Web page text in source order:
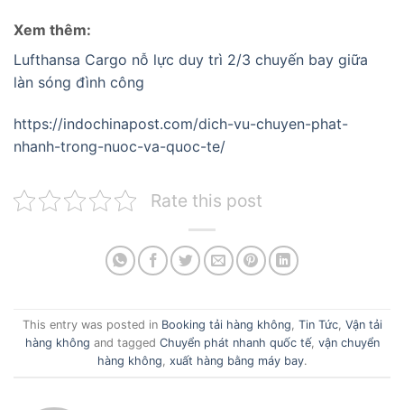
Xem thêm:
Lufthansa Cargo nỗ lực duy trì 2/3 chuyến bay giữa
làn sóng đình công
https://indochinapost.com/dich-vu-chuyen-phat-
nhanh-trong-nuoc-va-quoc-te/
Rate this post
This entry was posted in Booking tải hàng không Tin Tức, Vận tải
hàng không and tagged Chuyển phát nhanh quốc tế, vận chuyển
hàng không xuất hàng bằng máy bay.